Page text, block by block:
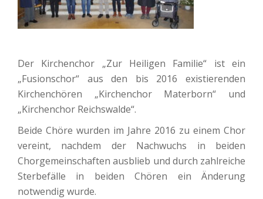
Der Kirchenchor „Zur Heiligen Familie“ ist ein
„Fusionschor“ aus den bis 2016 existierenden
Kirchenchören „Kirchenchor Materborn“ und
„Kirchenchor Reichswalde“.
Beide Chöre wurden im Jahre 2016 zu einem Chor
vereint, nachdem der Nachwuchs in beiden
Chorgemeinschaften ausblieb und durch zahlreiche
Sterbefälle in beiden Chören ein Änderung
notwendig wurde.